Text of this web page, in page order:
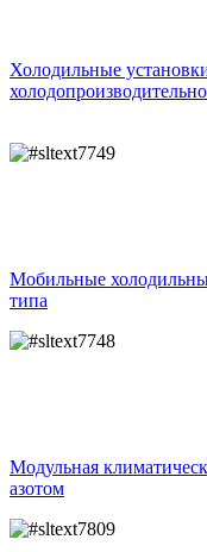
Холодильные
Мобильные
типа
Модульная
азотом